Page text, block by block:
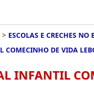
> ESCOLAS E CRECHES NO
DE VIDA
INFANTIL